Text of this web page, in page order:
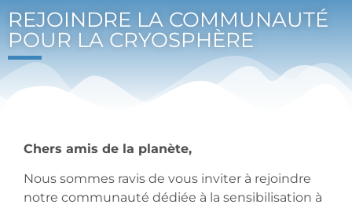
REJOINDRE LA COMMUNAUTÉ
POUR LA CRYOSPHÈRE
Chers amis de la planète,
Nous sommes ravis de vous inviter à rejoindre
notre communauté dédiée à la sensibilisation à